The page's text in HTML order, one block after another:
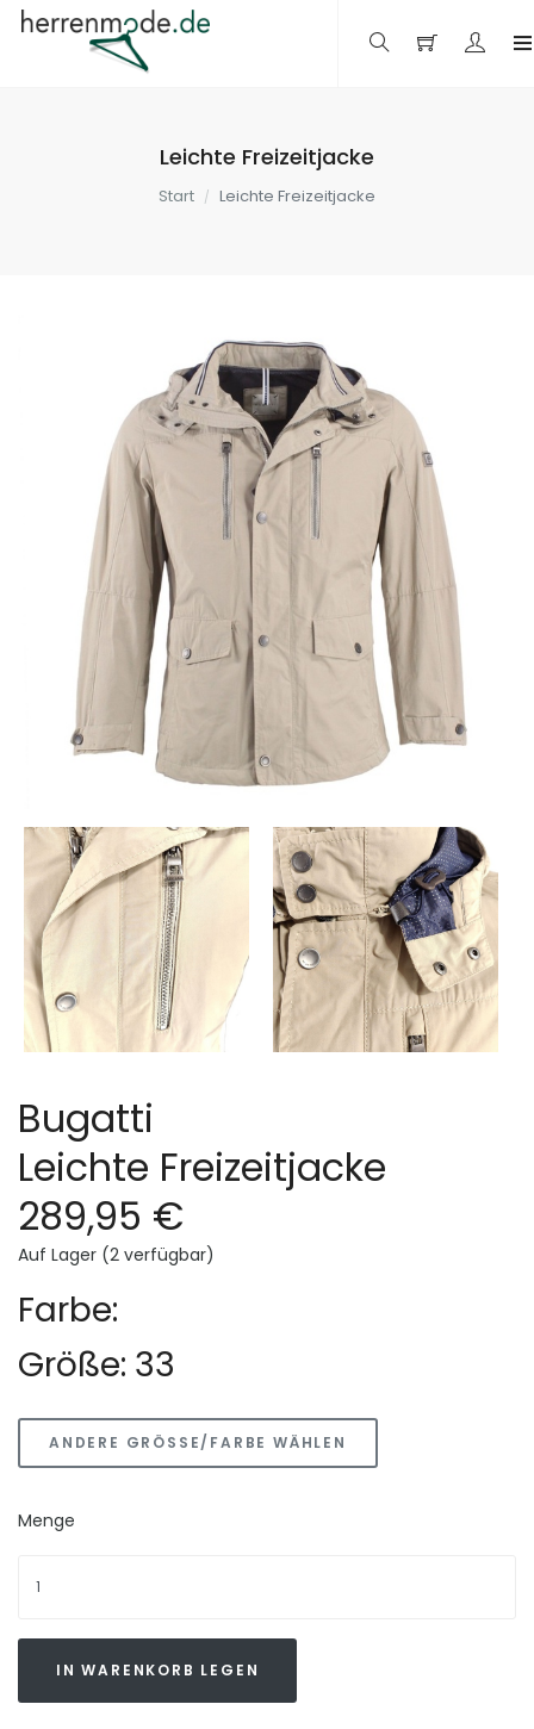
Leichte Freizeitjacke
Start Leichte Freizeitjacke
Bugatti
Leichte Freizeitjacke
289,95 €
Auf Lager (2 verfügbar)
Farbe:
Größe: 33
ANDERE GRÖSSE/FARBE WÄHLEN
Menge
IN WARENKORB LEGEN